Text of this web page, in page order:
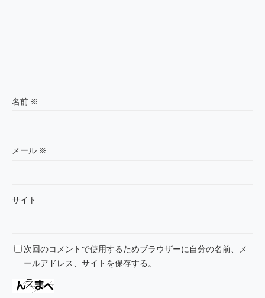
名前 ※
メール ※
サイト
次回のコメントで使用するためブラウザーに自分の名前、メ
ールアドレス、サイトを保存する。